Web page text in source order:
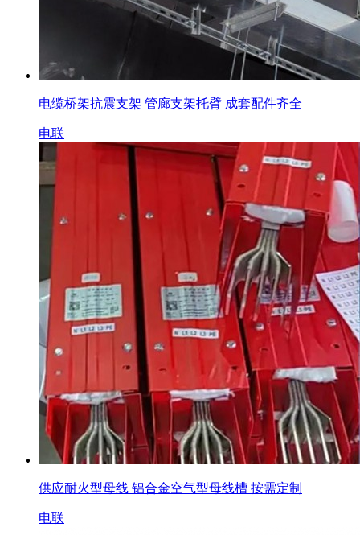
电缆桥架抗震支架 管廊支架托臂 成套配件齐全
电联
供应耐火型母线 铝合金空气型母线槽 按需定制
电联